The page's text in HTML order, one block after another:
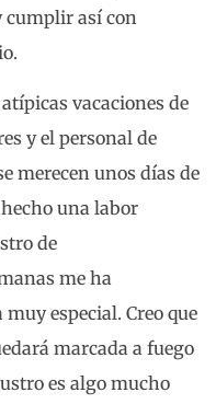
cumplir así con
vacaciones de
y el personal de
merecen unos días de
una labor
de
me ha
especial. Creo que
marcada a fuego
es algo mucho